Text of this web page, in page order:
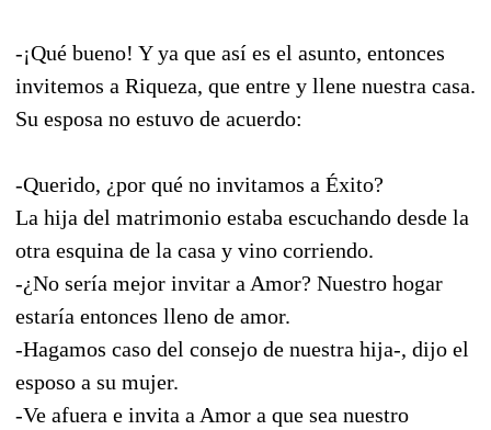
-¡Qué bueno! Y ya que así es el asunto, entonces
invitemos a Riqueza, que entre y llene nuestra casa.
Su esposa no estuvo de acuerdo:
-Querido, ¿por qué no invitamos a Éxito?
La hija del matrimonio estaba escuchando desde la
otra esquina de la casa y vino corriendo.
-¿No sería mejor invitar a Amor? Nuestro hogar
estaría entonces lleno de amor.
-Hagamos caso del consejo de nuestra hija-, dijo el
esposo a su mujer.
-Ve afuera e invita a Amor a que sea nuestro